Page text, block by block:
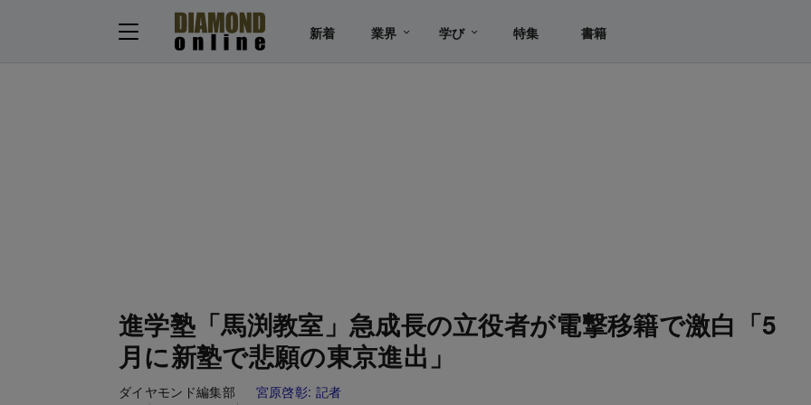
新着 業界 学び 特集 書籍
進学塾「馬渕教室」急成長の立役者が電撃移籍で激白「5
月に新塾で悲願の東京進出」
ダイヤモンド編集部 宮原啓彰: 記者